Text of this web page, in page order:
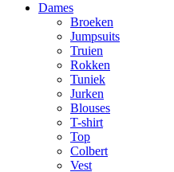
Dames
Broeken
Jumpsuits
Truien
Rokken
Tuniek
Jurken
Blouses
T-shirt
Top
Colbert
Vest